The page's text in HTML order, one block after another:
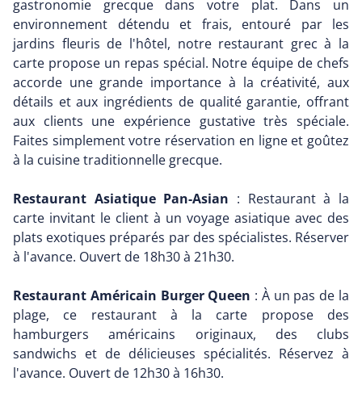
gastronomie grecque dans votre plat. Dans un
environnement détendu et frais, entouré par les
jardins fleuris de l'hôtel, notre restaurant grec à la
carte propose un repas spécial. Notre équipe de chefs
accorde une grande importance à la créativité, aux
détails et aux ingrédients de qualité garantie, offrant
aux clients une expérience gustative très spéciale.
Faites simplement votre réservation en ligne et goûtez
à la cuisine traditionnelle grecque.
Restaurant Asiatique Pan-Asian : Restaurant à la
carte invitant le client à un voyage asiatique avec des
plats exotiques préparés par des spécialistes. Réserver
à l'avance. Ouvert de 18h30 à 21h30.
Restaurant Américain Burger Queen : À un pas de la
plage, ce restaurant à la carte propose des
hamburgers américains originaux, des clubs
sandwichs et de délicieuses spécialités. Réservez à
l'avance. Ouvert de 12h30 à 16h30.